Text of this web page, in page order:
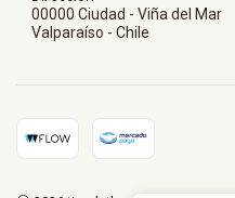
00000 Ciudad - Viña del Mar
Valparaíso - Chile